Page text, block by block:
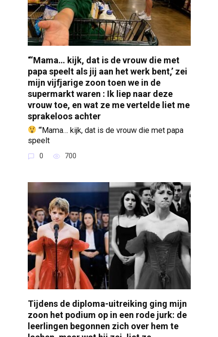
“‘Mama… kijk, dat is de vrouw die met
papa speelt als jij aan het werk bent,’ zei
mijn vijfjarige zoon toen we in de
supermarkt waren : Ik liep naar deze
vrouw toe, en wat ze me vertelde liet me
sprakeloos achter
“‘Mama… kijk, dat is de vrouw die met papa
speelt
0 700
Tijdens de diploma-uitreiking ging mijn
zoon het podium op in een rode jurk: de
leerlingen begonnen zich over hem te